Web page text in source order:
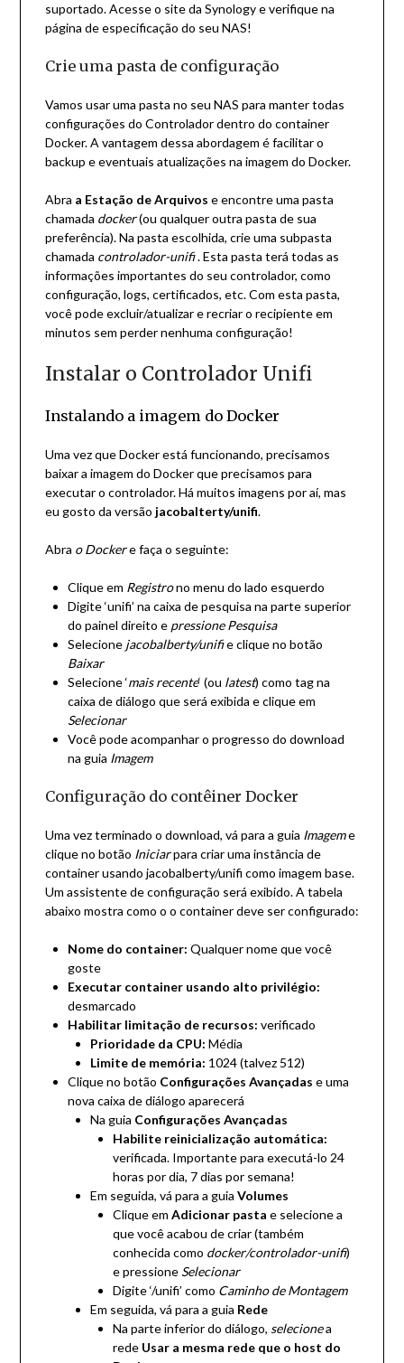
suportado. Acesse o site da Synology e verifique na
página de especificação do seu NAS!
Crie uma pasta de configuração
Vamos usar uma pasta no seu NAS para manter todas
configurações do Controlador dentro do container
Docker. A vantagem dessa abordagem é facilitar o
backup e eventuais atualizações na imagem do Docker.
Abra a Estação de Arquivos e encontre uma pasta
chamada docker(ou qualquer outra pasta de sua
preferência). Na pasta escolhida, crie uma subpasta
chamada controlador-unifi. Esta pasta terá todas as
informações importantes do seu controlador, como
configuração, logs, certificados, etc. Com esta pasta,
você pode excluir/atualizar e recriar o recipiente em
minutos sem perder nenhuma configuração!
Instalar o Controlador Unifi
Instalando a imagem do Docker
Uma vez que Docker está funcionando, precisamos
baixar a imagem do Docker que precisamos para
executar o controlador. Há muitos imagens por aí, mas
eu gosto da versão jacobalterty/unifi.
Abra o Dockere faça o seguinte:
Clique em Registrono menu do lado esquerdo
Digite ‘unifi’ na caixa de pesquisa na parte superior
do painel direito e pressione Pesquisa
Selecione jacobalberty/unifie clique no botão
Baixar
Selecione ‘mais recente‘ (ou latest) como tag na
caixa de diálogo que será exibida e clique em
Selecionar
Você pode acompanhar o progresso do download
na guia Imagem
Configuração do contêiner Docker
Uma vez terminado o download, vá para a guia Imageme
clique no botão Iniciarpara criar uma instância de
container usando jacobalberty/unifi como imagem base.
Um assistente de configuração será exibido. A tabela
abaixo mostra como o o container deve ser configurado:
Nome do container: Qualquer nome que você
goste
Executar container usando alto privilégio:
desmarcado
Habilitar limitação de recursos: verificado
Prioridade da CPU: Média
Limite de memória: 1024 (talvez 512)
Clique no botão Configurações Avançadas e uma
nova caixa de diálogo aparecerá
Na guia Configurações Avançadas
Habilite reinicialização automática:
verificada. Importante para executá-lo 24
horas por dia, 7 dias por semana!
Em seguida, vá para a guia Volumes
Clique em Adicionar pasta e selecione a
que você acabou de criar (também
conhecida como docker/controlador-unifi)
e pressione Selecionar
Digite ‘/unifi’ como Caminho de Montagem
Em seguida, vá para a guia Rede
Na parte inferior do diálogo, selecionea
rede Usar a mesma rede que o host do